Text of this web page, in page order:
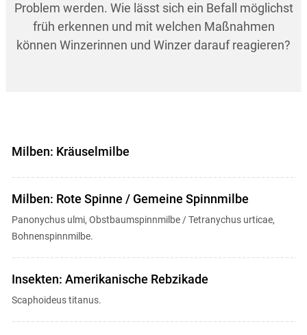
Skip to main content
Problem werden. Wie lässt sich ein Befall möglichst
früh erkennen und mit welchen Maßnahmen
können Winzerinnen und Winzer darauf reagieren?
Milben: Kräuselmilbe
Milben: Rote Spinne / Gemeine Spinnmilbe
Panonychus ulmi, Obstbaumspinnmilbe / Tetranychus urticae,
Bohnenspinnmilbe.
Insekten: Amerikanische Rebzikade
Scaphoideus titanus.